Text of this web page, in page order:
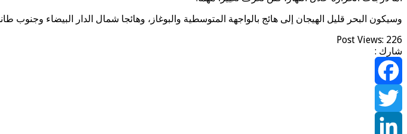
وسيكون البحر قليل الهيجان إلى هائج بالواجهة المتوسطية والبوغاز، وهائجا شمال الدار البيضاء وجنوب
Post Views: 226
شارك :
Facebook
Twitter